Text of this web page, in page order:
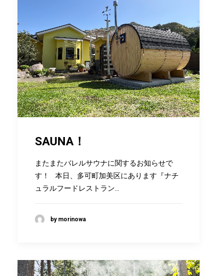
SAUNA！
またまたバレルサウナに関するお知らせで
す！ 本日、多可町加美区にあります『ナチ
ュラルフードレストラン…
by morinowa